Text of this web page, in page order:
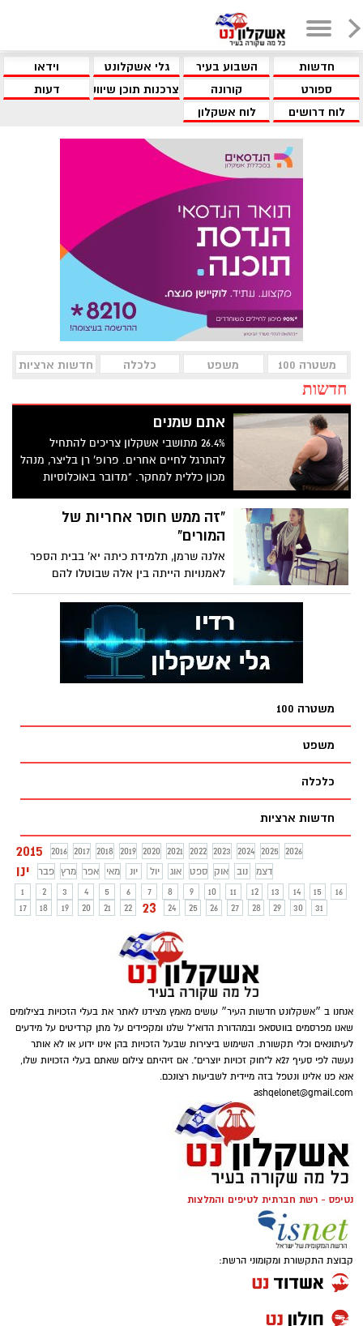
חדשות השבוע בעיר גלי אשקלונט
וידאו
ספורט
קורונה צרכנות תוכן שיווקי
דעות
לוח דרושים
לוח אשקלון
משטרה 100 משפט כלכלה חדשות ארציות
חדשות
אתם שמנים
26.4% מתושבי אשקלון צריכים להתחיל
להתרגל לחיים אחרים. פרופ' רן בליצר, מנהל
מכון כללית למחקר. "מדובר באוכלוסיות
בישראל כמו שזה נכון בכל מדינה מערבית
"זה ממש חוסר אחריות של
המורים"
אלנה שרמן, תלמידת כיתה יא' בבית הספר
לאמנויות הייתה בין אלה שבוטלו להם
הבחינות במתמטיקה
משטרה 100
משפט
כלכלה
חדשות ארציות
2015 2016 2017 2018 2019 2020 2021 2022 2023 2024 2025 2026
ינו פבר מרץ אפר מאי יונ יול אוג ספט אוק נוב
דצמ
1
2 3 4 5 6 7 8 9 10 11 12 13 14 15
16
17
18 19 20 21 22 23 24 25 26 27 28 29 30 31
אנחנו ב ״אשקלונט חדשות העיר״ עושים מאמץ מצידנו לאתר את בעלי הזכויות בצילומים
שאנו מפרסמים בווטסאפ ובמהדורת הדוא"ל שלנו ומקפידים על מתן קרדיטים על מידעים
לעיתונאים וכלי תקשורת. השימוש ביצירות שבעל הזכויות בהן אינו ידוע או לא אותר
נעשה לפי סעיף 27א ל"חוק זכויות יוצרים". אם זיהיתם צילום שאתם בעלי הזכויות שלו,
אנא פנו אלינו ונטפל בזה מיידית לשביעות רצונכם.
ashqelonet@gmail.com
נטיפס - רשת חברתית לטיפים והמלצות
קבוצת התקשורת ומקומוני הרשת: